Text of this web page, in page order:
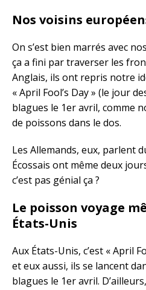
Nos voisins
On s’est bien marrés avec
ça a fini par traverser les
Anglais, ils ont repris notre
« April Fool’s Day » (le jour
blagues le 1er avril, comme
de poissons dans le dos.
Les Allemands, eux, parlent
Écossais ont même deux
c’est pas génial ça ?
Le poisson voyage
États-Unis
Aux États-Unis, c’est « April
et eux aussi, ils se lancent
blagues le 1er avril.